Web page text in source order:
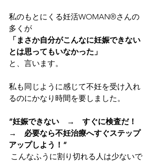
私のもとにくる妊活WOMAN®さんの
多くが
「まさか自分がこんなに妊娠できない
とは思ってもいなかった」
と、言います。
私も同じように感じて不妊を受け入れ
るのにかなり時間を要しました。
”妊娠できない　→　すぐに検査だ！
→　必要なら不妊治療へすぐステップ
アップしよう！”